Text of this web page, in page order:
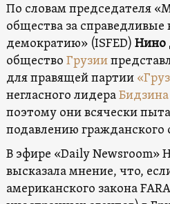
По словам председателя
общества за
демократию» (ISFED) Нино
общество Грузии
для правящей партии
негласного лидера
поэтому они всячески
подавлению гражданского
В эфире «Daily Newsroom»
высказала мнение, что,
американского закона